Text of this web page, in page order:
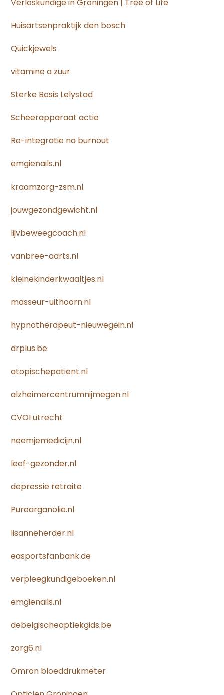
Huisartsenpraktijk den bosch
Quickjewels
vitamine a zuur
Sterke Basis Lelystad
Scheerapparaat actie
Re-integratie na burnout
emgienails.nl
kraamzorg-zsm.nl
jouwgezondgewicht.nl
lijvbeweegcoach.nl
vanbree-aarts.nl
kleinekinderkwaaltjes.nl
masseur-uithoorn.nl
hypnotherapeut-nieuwegein.nl
drplus.be
atopischepatient.nl
alzheimercentrumnijmegen.nl
CVOI utrecht
neemjemedicijn.nl
leef-gezonder.nl
depressie retraite
Purearganolie.nl
lisanneherder.nl
easportsfanbank.de
verpleegkundigeboeken.nl
emgienails.nl
debelgischeoptiekgids.be
zorg6.nl
Omron bloeddrukmeter